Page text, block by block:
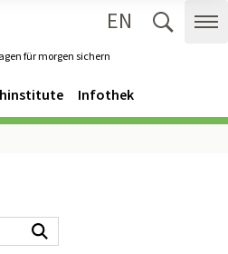
für morgen sichern
EN
Infothek